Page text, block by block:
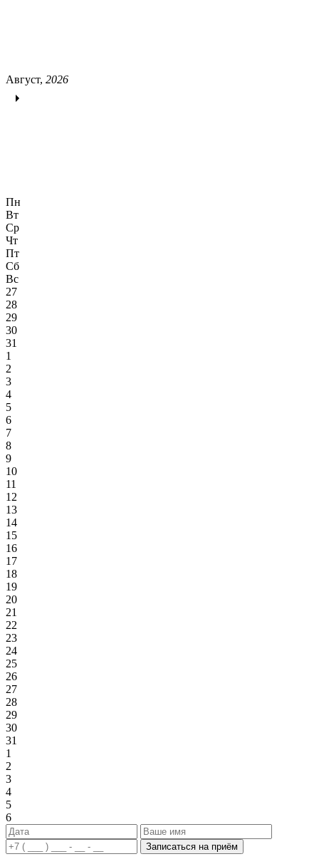
Август, 2026
Пн
Вт
Ср
Чт
Пт
Сб
Вс
27
28
29
30
31
1
2
3
4
5
6
7
8
9
10
11
12
13
14
15
16
17
18
19
20
21
22
23
24
25
26
27
28
29
30
31
1
2
3
4
5
6
Записаться на приём